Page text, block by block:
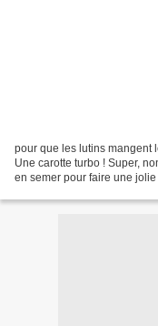
pour que les lutins mangent
Une carotte turbo ! Super,
en semer pour faire une jolie